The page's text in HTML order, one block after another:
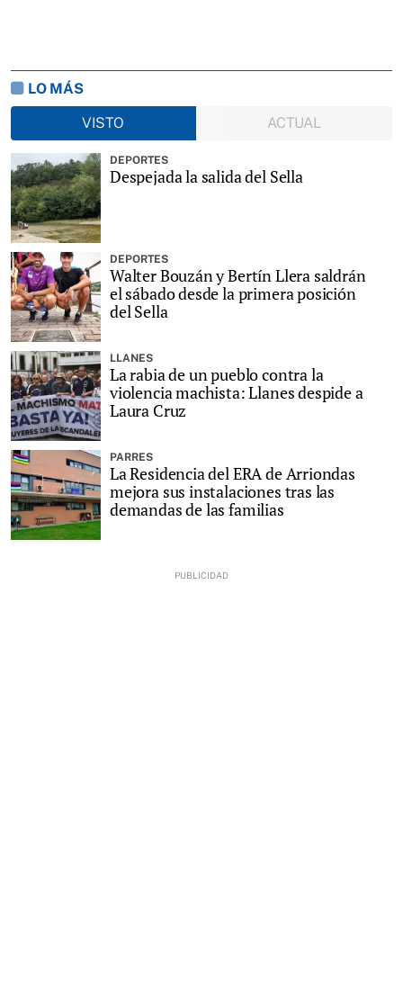
LO MÁS
VISTO
ACTUAL
DEPORTES
Despejada la salida del Sella
DEPORTES
Walter Bouzán y Bertín Llera saldrán
el sábado desde la primera posición
del Sella
LLANES
La rabia de un pueblo contra la
violencia machista: Llanes despide a
Laura Cruz
PARRES
La Residencia del ERA de Arriondas
mejora sus instalaciones tras las
demandas de las familias